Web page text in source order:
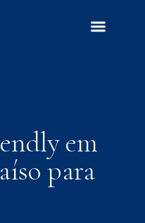
em
para